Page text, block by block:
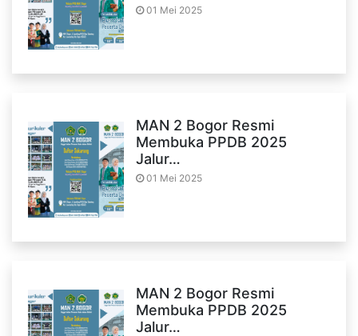
01 Mei 2025
MAN 2 Bogor Resmi
Membuka PPDB 2025
Jalur…
01 Mei 2025
MAN 2 Bogor Resmi
Membuka PPDB 2025
Jalur…